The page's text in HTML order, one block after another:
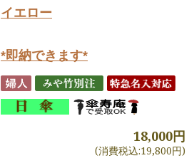
イエロー
*即納できます*
18,000円
(消費税込:19,800円)